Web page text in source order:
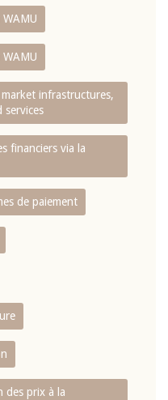
market infrastructures,
services
financiers via la
de paiement
des prix à la